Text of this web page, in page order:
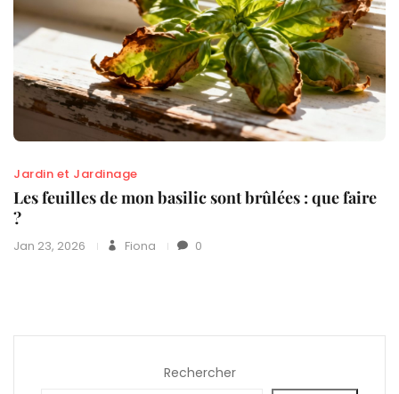
Jardin et Jardinage
Les feuilles de mon basilic sont brûlées : que faire
?
Jan 23, 2026 Fiona 0
Rechercher